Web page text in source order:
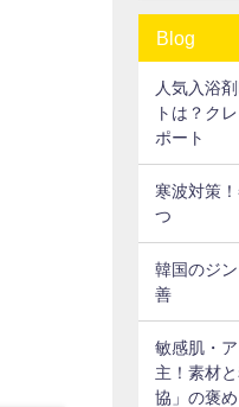
Blog
人気入浴
トは？ク
ポート
寒波対策
つ
韓国のジ
善
敏感肌・
主！素材
協」の褒